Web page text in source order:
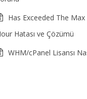
Has Exceeded The
Hatası ve Çözümü
WHM/cPanel Lisansı